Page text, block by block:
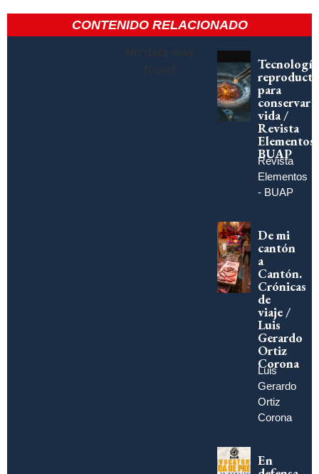
CONTENIDO RELACIONADO
No data was
found
para
conservar
vida /
Revista
Elementos
BUAP
Revista
Elementos
- BUAP
De mi
cantón
a
Cantón.
Crónicas
de
viaje /
Luis
Gerardo
Ortiz
Corona
Luis
Gerardo
Ortiz
Corona
En